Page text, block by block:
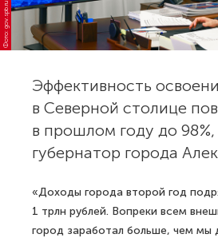
Фото: gov.spb.ru
Эффективность
в Северной столице
в прошлом году до
губернатор города
«Доходы города второй год
1 трлн рублей. Вопреки всем
город заработал больше, чем мы